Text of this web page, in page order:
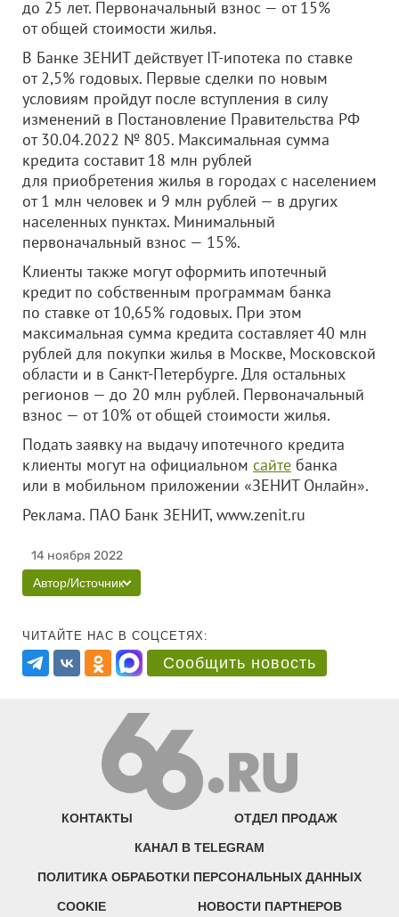
до 25 лет. Первоначальный взнос — от 15%
от общей стоимости жилья.
В Банке ЗЕНИТ действует IT-ипотека по ставке
от 2,5% годовых. Первые сделки по новым
условиям пройдут после вступления в силу
изменений в Постановление Правительства РФ
от 30.04.2022 № 805. Максимальная сумма
кредита составит 18 млн рублей
для приобретения жилья в городах с населением
от 1 млн человек и 9 млн рублей — в других
населенных пунктах. Минимальный
первоначальный взнос — 15%.
Клиенты также могут оформить ипотечный
кредит по собственным программам банка
по ставке от 10,65% годовых. При этом
максимальная сумма кредита составляет 40 млн
рублей для покупки жилья в Москве, Московской
области и в Санкт-Петербурге. Для остальных
регионов — до 20 млн рублей. Первоначальный
взнос — от 10% от общей стоимости жилья.
Подать заявку на выдачу ипотечного кредита
клиенты могут на официальном сайте банка
или в мобильном приложении «ЗЕНИТ Онлайн».
Реклама. ПАО Банк ЗЕНИТ, www.zenit.ru
14 ноября 2022
Автор/Источник
ЧИТАЙТЕ НАС В СОЦСЕТЯХ:
Сообщить новость
КОНТАКТЫ ОТДЕЛ ПРОДАЖ
КАНАЛ В TELEGRAM
ПОЛИТИКА ОБРАБОТКИ ПЕРСОНАЛЬНЫХ ДАННЫХ
COOKIE НОВОСТИ ПАРТНЕРОВ